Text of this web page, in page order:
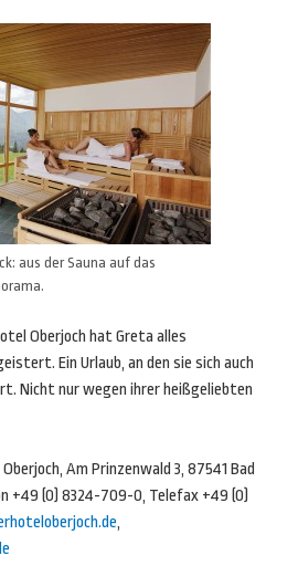
aus der Sauna auf das
Oberjoch hat Greta alles
Ein Urlaub, an den sie sich auch
Nicht nur wegen ihrer heißgeliebten
Am Prinzenwald 3, 87541 Bad
+49 (0) 8324-709-0, Telefax +49 (0)
,